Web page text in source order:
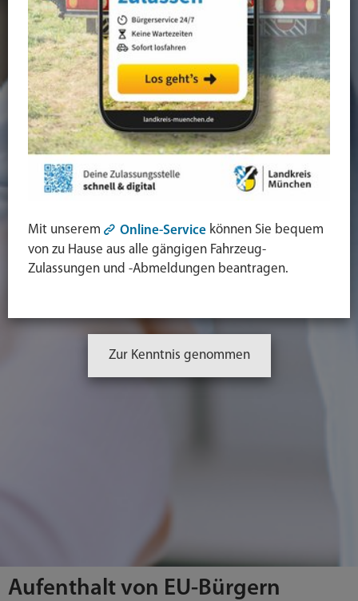
Aufenthalt von EU-Bürgern
Mit unserem Online-Service können Sie bequem
von zu Hause aus alle gängigen Fahrzeug-
Zulassungen und -Abmeldungen beantragen.
Zur Kenntnis genommen